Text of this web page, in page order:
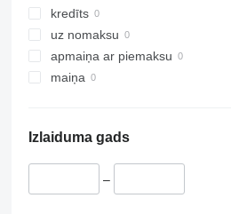
kredīts
uz nomaksu
apmaiņa ar piemaksu
maiņa
Izlaiduma gads
–